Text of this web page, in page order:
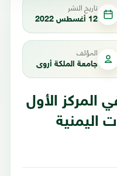
تاريخ النشر
12 أغسطس 2022
المؤلف
جامعة الملكة أروى
المركز الأول
اليمنية